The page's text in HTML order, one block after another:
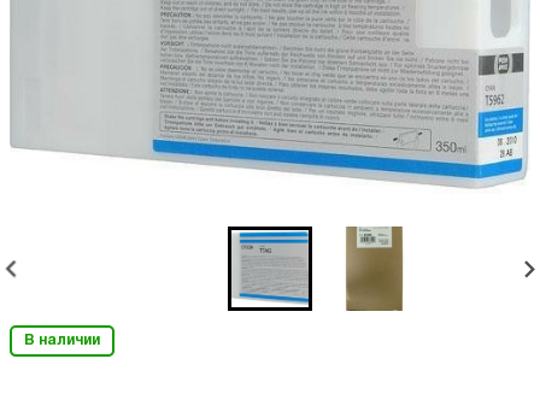
В наличии